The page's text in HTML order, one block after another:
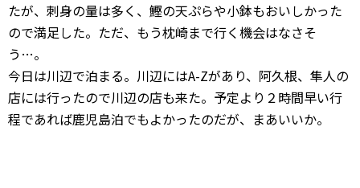
たが、刺身の量は多く、鰹の天ぷらや小鉢もおいしかった
ので満足した。ただ、もう枕崎まで行く機会はなさそ
う…。
今日は川辺で泊まる。川辺にはA-Zがあり、阿久根、隼人の
店には行ったので川辺の店も来た。予定より２時間早い行
程であれば鹿児島泊でもよかったのだが、まあいいか。